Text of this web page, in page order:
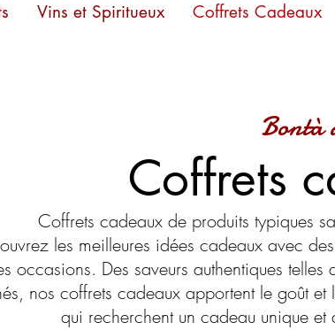
Vins et Spiritueux Coffrets Cadeaux
Bontà
Coffrets
Coffrets cadeaux de produits typiques
les meilleures idées cadeaux avec
occasions. Des saveurs authentiques
nos coffrets cadeaux apportent le goût
qui recherchent un cadeau unique et